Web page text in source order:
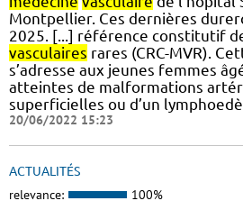
Montpellier. Ces dernières
2025. [...] référence constitutif
vasculaires rares (CRC-MVR).
s’adresse aux jeunes femmes
atteintes de malformations
superficielles ou d’un
20/06/2022 15:23
ACTUALITÉS
relevance: 100%